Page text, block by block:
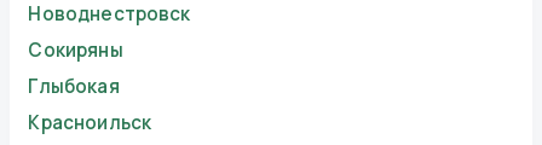
Новоднестровск
Сокиряны
Глыбокая
Красноильск